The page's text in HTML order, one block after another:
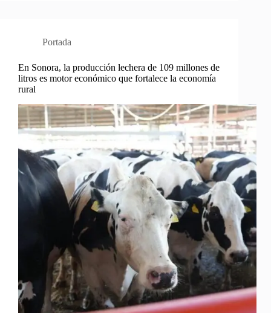
Portada
En Sonora, la producción lechera de 109 millones de
litros es motor económico que fortalece la economía
rural